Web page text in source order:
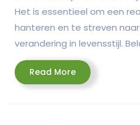
Het is essentieel om een
hanteren en te streven
verandering in levensstijl.
Read MoreRead
More